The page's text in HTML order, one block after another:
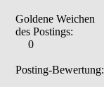
Goldene Weichen
des Postings:
0
Posting-Bewertung: